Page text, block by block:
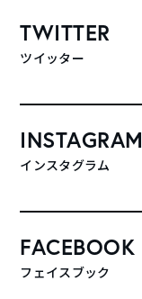
TWITTER
ツイッター
INSTAGRAM
インスタグラム
FACEBOOK
フェイスブック